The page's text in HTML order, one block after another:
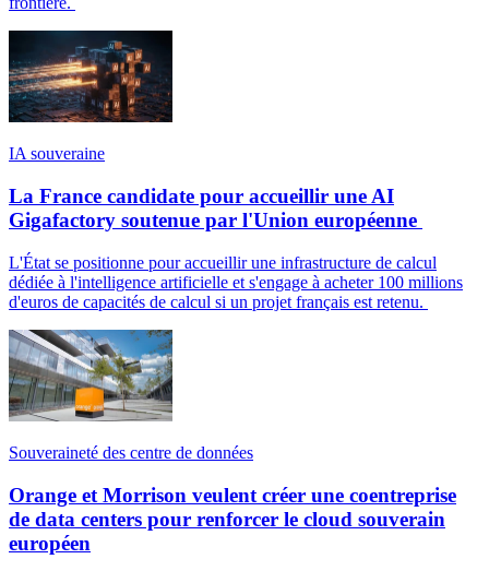
IA souveraine
La France candidate pour accueillir une AI
Gigafactory soutenue par l'Union européenne
L'État se positionne pour accueillir une infrastructure de calcul
dédiée à l'intelligence artificielle et s'engage à acheter 100 millions
d'euros de capacités de calcul si un projet français est retenu.
Souveraineté des centre de données
Orange et Morrison veulent créer une coentreprise
de data centers pour renforcer le cloud souverain
européen